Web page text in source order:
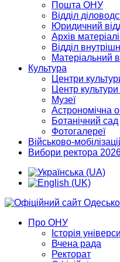
Пошта ОНУ
Відділ
Юридичний
Архів
Відділ
Матеріальний
Культура
Центри
Центр культури
Музеї
Астрономічна
Ботанічний сад
Фотогалереї
Військово-
Вибори ректора
Про ОНУ
Історія
Вчена рада
Ректорат